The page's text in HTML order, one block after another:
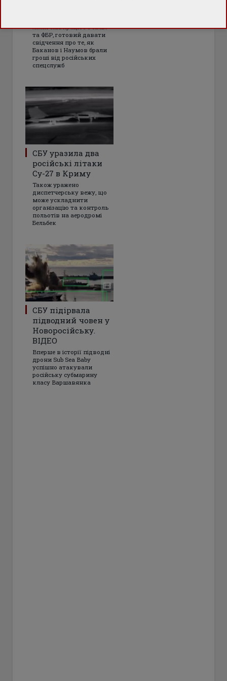
який співпрацює з НАБУ
та ФБР, готовий давати
свідчення про те, як
Баканов і Наумов брали
гроші від російських
спецслужб
СБУ уразила два
російські літаки
Су-27 в Криму
Також уражено
диспетчерську вежу, що
може ускладнити
організацію та контроль
польотів на аеродромі
Бельбек
СБУ підірвала
підводний човен у
Новоросійську.
ВІДЕО
Вперше в історії підводні
дрони Sub Sea Baby
успішно атакували
російську субмарину
класу Варшавянка